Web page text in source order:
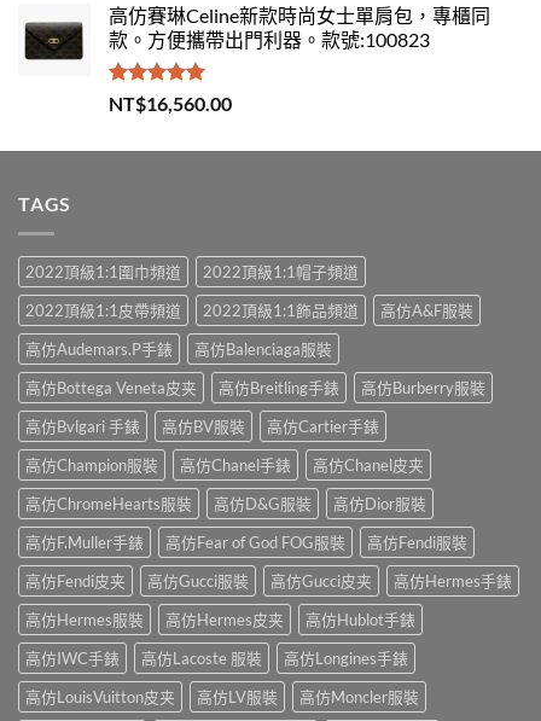
高仿賽琳Celine新款時尚女士單肩包，專櫃同
款。方便攜帶出門利器。款號:100823
評分5.00
滿分 5
NT$16,560.00
TAGS
2022頂級1:1圍巾頻道
2022頂級1:1帽子頻道
2022頂級1:1皮帶頻道
2022頂級1:1飾品頻道
高仿A&F服裝
高仿Audemars.P手錶
高仿Balenciaga服裝
高仿Bottega Veneta皮夹
高仿Breitling手錶
高仿Burberry服裝
高仿Bvlgari 手錶
高仿BV服裝
高仿Cartier手錶
高仿Champion服裝
高仿Chanel手錶
高仿Chanel皮夹
高仿ChromeHearts服裝
高仿D&G服裝
高仿Dior服裝
高仿F.Muller手錶
高仿Fear of God FOG服裝
高仿Fendi服裝
高仿Fendi皮夹
高仿Gucci服裝 高仿Gucci皮夹
高仿Hermes手錶
高仿Hermes服裝
高仿Hermes皮夹
高仿Hublot手錶
高仿IWC手錶
高仿Lacoste 服裝
高仿Longines手錶
高仿LouisVuitton皮夹
高仿LV服裝 高仿Moncler服裝